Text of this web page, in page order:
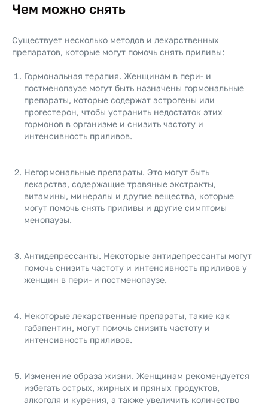
Чем можно снять
Существует несколько методов и лекарственных
препаратов, которые могут помочь снять приливы:
Гормональная терапия. Женщинам в пери- и
постменопаузе могут быть назначены гормональные
препараты, которые содержат эстрогены или
прогестерон, чтобы устранить недостаток этих
гормонов в организме и снизить частоту и
интенсивность приливов.
Негормональные препараты. Это могут быть
лекарства, содержащие травяные экстракты,
витамины, минералы и другие вещества, которые
могут помочь снять приливы и другие симптомы
менопаузы.
Антидепрессанты. Некоторые антидепрессанты могут
помочь снизить частоту и интенсивность приливов у
женщин в пери- и постменопаузе.
Некоторые лекарственные препараты, такие как
габапентин, могут помочь снизить частоту и
интенсивность приливов.
Изменение образа жизни. Женщинам рекомендуется
избегать острых, жирных и пряных продуктов,
алкоголя и курения, а также увеличить количество